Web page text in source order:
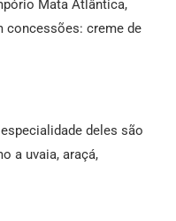
Mata Atlântica,
concessões: creme de
deles são
a uvaia, araçá,